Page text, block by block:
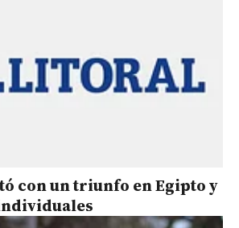
con un triunfo en Egipto y